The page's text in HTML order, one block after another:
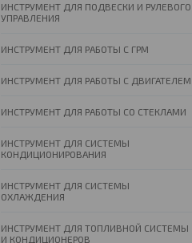
ИНСТРУМЕНТ ДЛЯ ПОДВЕСКИ И РУЛЕВОГО
УПРАВЛЕНИЯ
ИНСТРУМЕНТ ДЛЯ РАБОТЫ С ГРМ
ИНСТРУМЕНТ ДЛЯ РАБОТЫ С ДВИГАТЕЛЕМ
ИНСТРУМЕНТ ДЛЯ РАБОТЫ СО СТЕКЛАМИ
ИНСТРУМЕНТ ДЛЯ СИСТЕМЫ
КОНДИЦИОНИРОВАНИЯ
ИНСТРУМЕНТ ДЛЯ СИСТЕМЫ
ОХЛАЖДЕНИЯ
ИНСТРУМЕНТ ДЛЯ ТОПЛИВНОЙ СИСТЕМЫ
И КОНДИЦИОНЕРОВ